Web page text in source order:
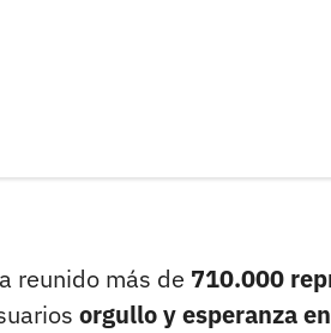
reunido más de 710.000
orgullo y esperanza